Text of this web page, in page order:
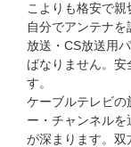
こよりも格安で親
自分でアンテナ
放送・CS放送用
ばなりません。安
す。
ケーブルテレビの
ー・チャンネル
が深まります。双